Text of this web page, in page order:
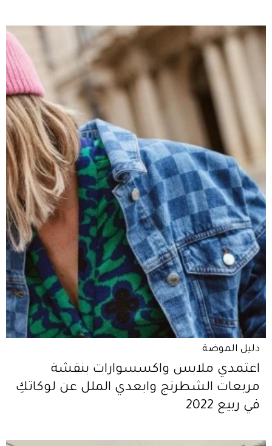
دليل الموضة
اعتمدي ملابس واكسسوارات بنقشة
مربعات الشطرنج وابعدي الملل عن لوكاتكِ
في ربيع 2022